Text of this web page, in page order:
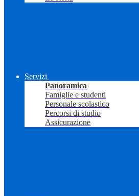
Servizi
Panoramica
Famiglie e studenti
Personale scolastico
Percorsi di studio
Assicurazione